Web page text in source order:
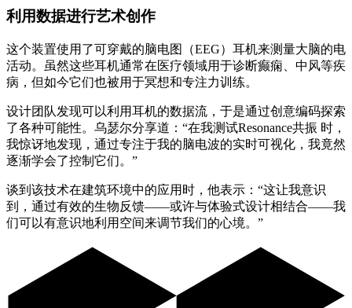
利用数据进行艺术创作
这个装置使用了可穿戴的脑电图（EEG）耳机来测量大脑的电
活动。虽然这些耳机通常在医疗领域用于诊断癫痫、中风等疾
病，但如今它们也被用于冥想和专注力训练。
设计团队发现可以利用耳机的数据流，于是通过创意编码探索
了各种可能性。乌瑟尔分享道：“在我测试Resonance共振 时，
我惊讶地发现，通过专注于我的脑电波的实时可视化，我竟然
逐渐学会了控制它们。”
谈到该技术在建筑环境中的应用时，他表示：“这让我意识
到，通过有效的生物反馈——或许与体验式设计相结合——我
们可以有意识地利用空间来调节我们的心境。”